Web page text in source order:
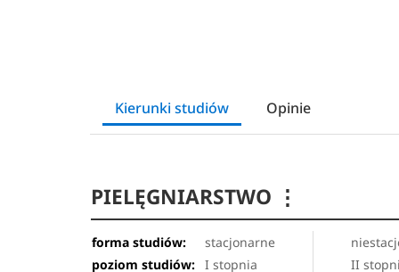
Kierunki studiów Opinie
PIELĘGNIARSTWO ⋮
forma studiów: stacjonarne
poziom studiów: I stopnia
II